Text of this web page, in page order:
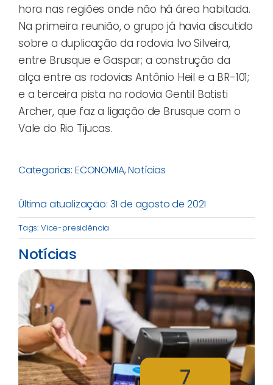
hora nas regiões onde não há área habitada.
Na primeira reunião, o grupo já havia discutido
sobre a duplicação da rodovia Ivo Silveira,
entre Brusque e Gaspar; a construção da
alça entre as rodovias Antônio Heil e a BR-101;
e a terceira pista na rodovia Gentil Batisti
Archer, que faz a ligação de Brusque com o
Vale do Rio Tijucas.
Categorias: ECONOMIA,Notícias
Última atualização: 31 de agosto de 2021
Tags: Vice-presidência
Notícias
7